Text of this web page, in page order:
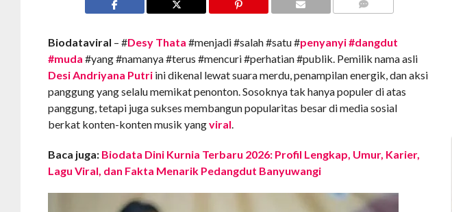
Biodataviral – #Desy Thata #menjadi #salah #satu #penyanyi #dangdut
#muda #yang #namanya #terus #mencuri #perhatian #publik. Pemilik nama asli
Desi Andriyana Putri ini dikenal lewat suara merdu, penampilan energik, dan aksi
panggung yang selalu memikat penonton. Sosoknya tak hanya populer di atas
panggung, tetapi juga sukses membangun popularitas besar di media sosial
berkat konten-konten musik yangviral.
Baca juga: Biodata Dini Kurnia Terbaru 2026: Profil Lengkap, Umur, Karier,
Lagu Viral, dan Fakta Menarik Pedangdut Banyuwangi